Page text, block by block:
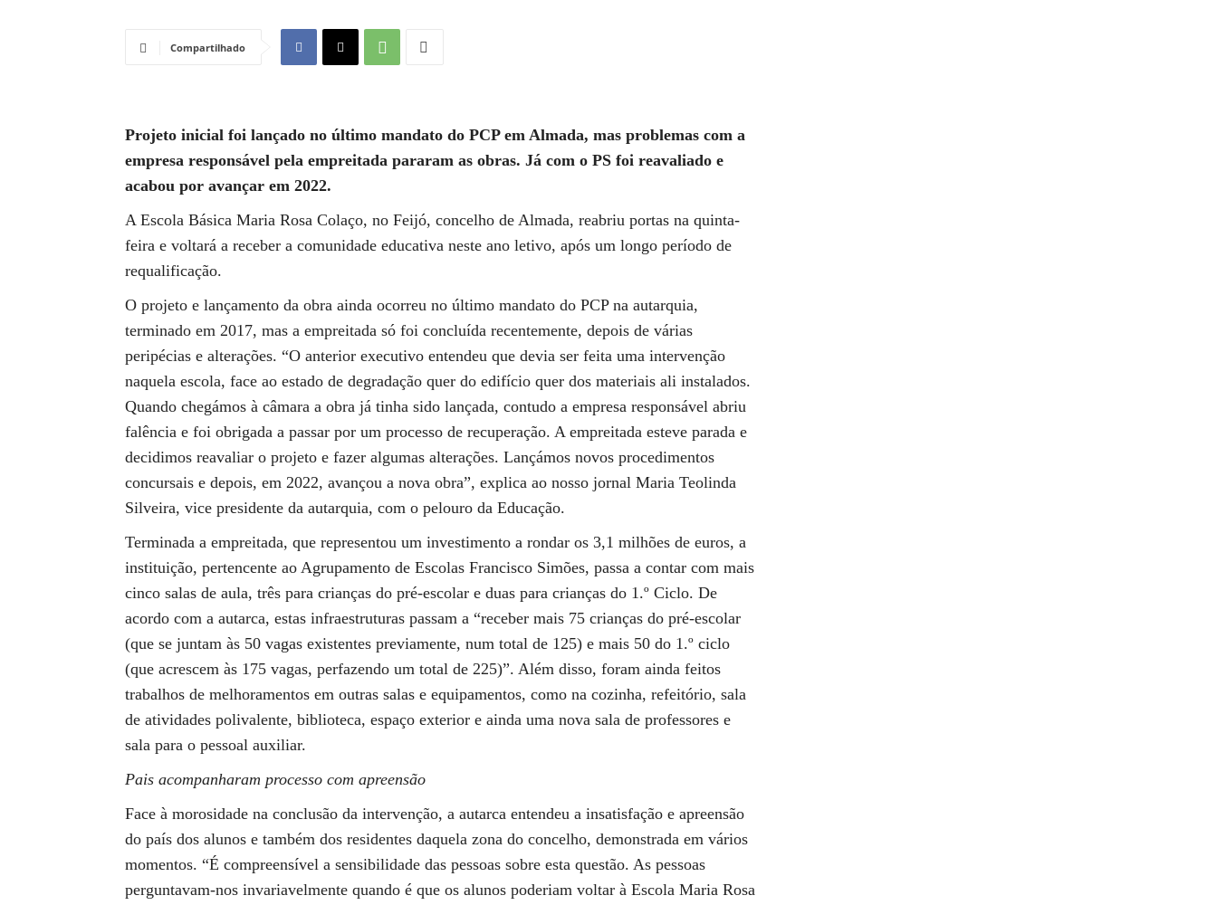
Compartilhado
Projeto inicial foi lançado no último mandato do PCP em Almada, mas problemas com a
empresa responsável pela empreitada pararam as obras. Já com o PS foi reavaliado e
acabou por avançar em 2022.
A Escola Básica Maria Rosa Colaço, no Feijó, concelho de Almada, reabriu portas na quinta-
feira e voltará a receber a comunidade educativa neste ano letivo, após um longo período de
requalificação.
O projeto e lançamento da obra ainda ocorreu no último mandato do PCP na autarquia,
terminado em 2017, mas a empreitada só foi concluída recentemente, depois de várias
peripécias e alterações. “O anterior executivo entendeu que devia ser feita uma intervenção
naquela escola, face ao estado de degradação quer do edifício quer dos materiais ali instalados.
Quando chegámos à câmara a obra já tinha sido lançada, contudo a empresa responsável abriu
falência e foi obrigada a passar por um processo de recuperação. A empreitada esteve parada e
decidimos reavaliar o projeto e fazer algumas alterações. Lançámos novos procedimentos
concursais e depois, em 2022, avançou a nova obra”, explica ao nosso jornal Maria Teolinda
Silveira, vice presidente da autarquia, com o pelouro da Educação.
Terminada a empreitada, que representou um investimento a rondar os 3,1 milhões de euros, a
instituição, pertencente ao Agrupamento de Escolas Francisco Simões, passa a contar com mais
cinco salas de aula, três para crianças do pré-escolar e duas para crianças do 1.º Ciclo. De
acordo com a autarca, estas infraestruturas passam a “receber mais 75 crianças do pré-escolar
(que se juntam às 50 vagas existentes previamente, num total de 125) e mais 50 do 1.º ciclo
(que acrescem às 175 vagas, perfazendo um total de 225)”. Além disso, foram ainda feitos
trabalhos de melhoramentos em outras salas e equipamentos, como na cozinha, refeitório, sala
de atividades polivalente, biblioteca, espaço exterior e ainda uma nova sala de professores e
sala para o pessoal auxiliar.
Pais acompanharam processo com apreensão
Face à morosidade na conclusão da intervenção, a autarca entendeu a insatisfação e apreensão
do país dos alunos e também dos residentes daquela zona do concelho, demonstrada em vários
momentos. “É compreensível a sensibilidade das pessoas sobre esta questão. As pessoas
perguntavam-nos invariavelmente quando é que os alunos poderiam voltar à Escola Maria Rosa